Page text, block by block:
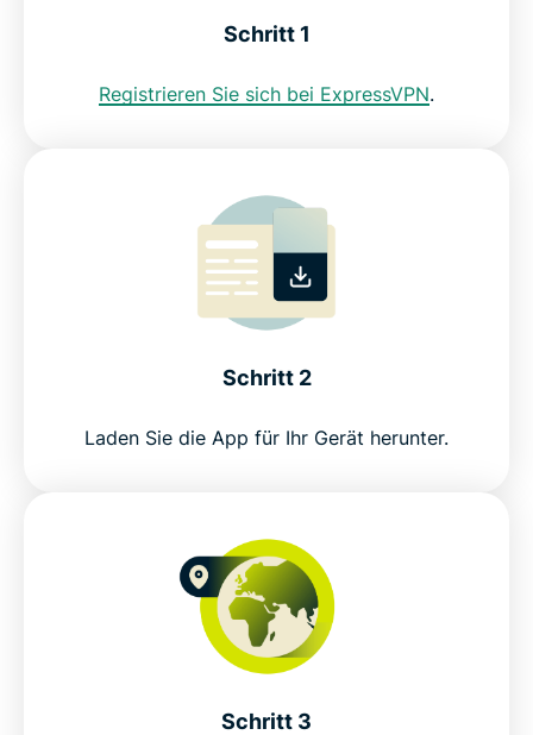
Nutzen Sie risikofrei eine europäische IP-Adresse
Schritt 1
Registrieren Sie sich bei ExpressVPN.
Schritt 2
Laden Sie die App für Ihr Gerät herunter.
Schritt 3